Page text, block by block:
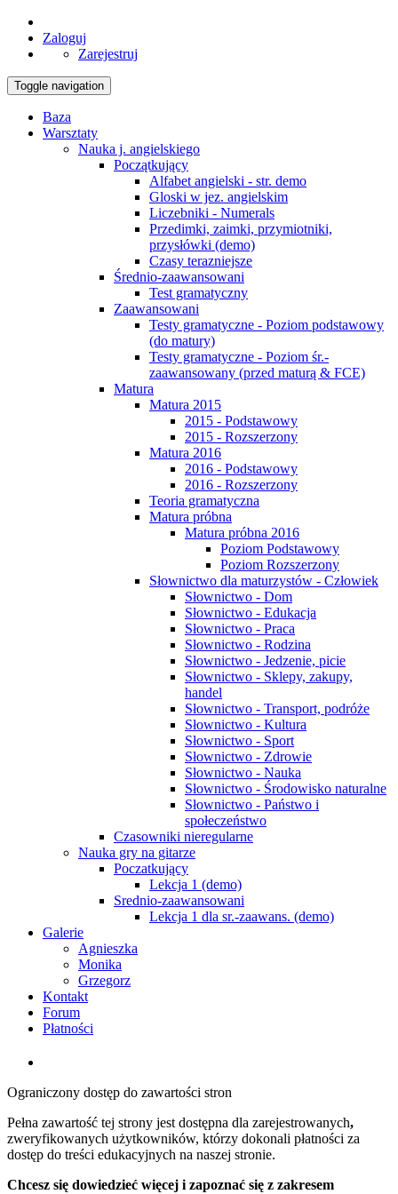
Zaloguj
Zarejestruj
Toggle navigation
Baza
Warsztaty
Nauka j. angielskiego
Początkujący
Alfabet angielski - str. demo
Gloski w jez. angielskim
Liczebniki - Numerals
Przedimki, zaimki, przymiotniki,
przysłówki (demo)
Czasy terazniejsze
Średnio-zaawansowani
Test gramatyczny
Zaawansowani
Testy gramatyczne - Poziom podstawowy
(do matury)
Testy gramatyczne - Poziom śr.-
zaawansowany (przed maturą & FCE)
Matura
Matura 2015
2015 - Podstawowy
2015 - Rozszerzony
Matura 2016
2016 - Podstawowy
2016 - Rozszerzony
Teoria gramatyczna
Matura próbna
Matura próbna 2016
Poziom Podstawowy
Poziom Rozszerzony
Słownictwo dla maturzystów - Człowiek
Słownictwo - Dom
Słownictwo - Edukacja
Słownictwo - Praca
Słownictwo - Rodzina
Słownictwo - Jedzenie, picie
Słownictwo - Sklepy, zakupy,
handel
Słownictwo - Transport, podróże
Słownictwo - Kultura
Słownictwo - Sport
Słownictwo - Zdrowie
Słownictwo - Nauka
Słownictwo - Środowisko naturalne
Słownictwo - Państwo i
społeczeństwo
Czasowniki nieregularne
Nauka gry na gitarze
Poczatkujący
Lekcja 1 (demo)
Srednio-zaawansowani
Lekcja 1 dla sr.-zaawans. (demo)
Galerie
Agnieszka
Monika
Grzegorz
Kontakt
Forum
Płatności
Ograniczony dostęp do zawartości stron
Pełna zawartość tej strony jest dostępna dla zarejestrowanych,
zweryfikowanych użytkowników, którzy dokonali płatności za
dostęp do treści edukacyjnych na naszej stronie.
Chcesz się dowiedzieć więcej i zapoznać się z zakresem